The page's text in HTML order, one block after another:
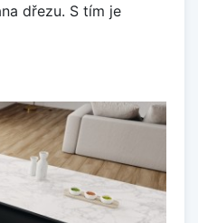
dřezu. S tím je